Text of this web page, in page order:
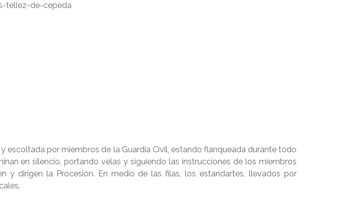
escoltada por miembros de la Guardia Civil, estando flanqueada durante todo
en silencio, portando velas y siguiendo las instrucciones de los miembros
dirigen la Procesión. En medio de las filas, los estandartes, llevados por